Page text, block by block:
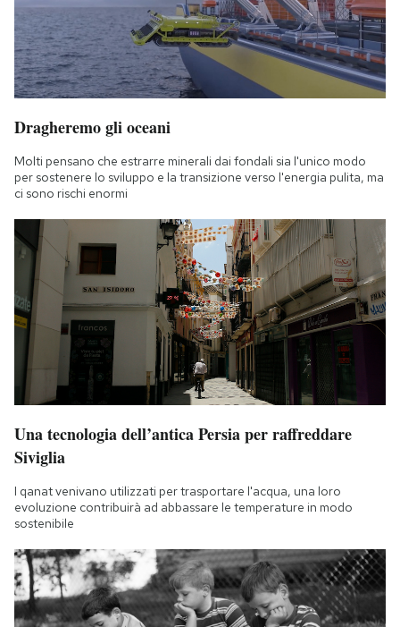
Dragheremo gli oceani
Molti pensano che estrarre minerali dai fondali sia l'unico modo
per sostenere lo sviluppo e la transizione verso l'energia pulita, ma
ci sono rischi enormi
Una tecnologia dell’antica Persia per raffreddare
Siviglia
I qanat venivano utilizzati per trasportare l'acqua, una loro
evoluzione contribuirà ad abbassare le temperature in modo
sostenibile